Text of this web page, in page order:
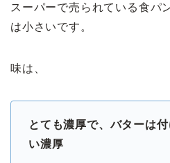
スーパーで売られている食パ
は小さいです。
味は、
とても濃厚で、バターは
い濃厚